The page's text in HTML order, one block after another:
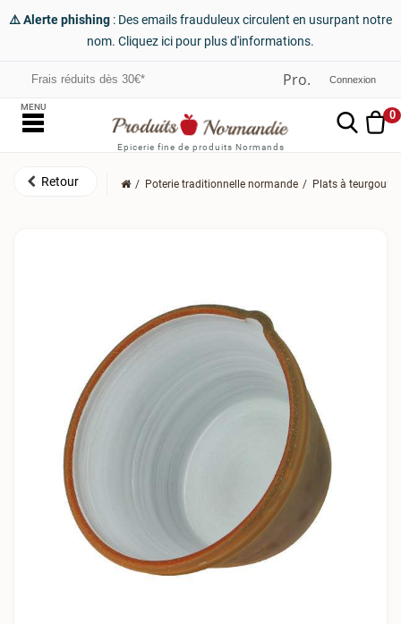
⚠️ Alerte phishing : Des emails frauduleux circulent en usurpant notre
nom. Cliquez ici pour plus d'informations.
Frais réduits dès 30€* Connexion
Epicerie fine de produits Normands
0
MENU
Poterie traditionnelle normande Plats à teurgoule